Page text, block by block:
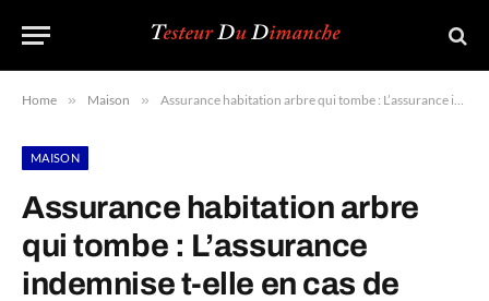
Home » Maison » Assurance habitation arbre qui tombe : L’assurance indemnise t-elle en cas de chute d’arbre sur propriété ?
MAISON
Assurance habitation arbre
qui tombe : L’assurance
indemnise t-elle en cas de